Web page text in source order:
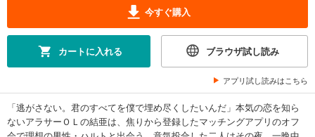
今すぐ購入
カートに入れる ブラウザ試し読み
アプリ試し読みはこちら
「逃がさない。君のすべてを僕で埋め尽くしたいんだ」本気の恋を知ら
ないアラサーＯＬの結亜は、焦りから登録したマッチングアプリのオフ